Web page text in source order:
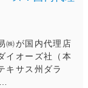
㈱が国内代理店
イオーズ社（本
キサス州ダラ